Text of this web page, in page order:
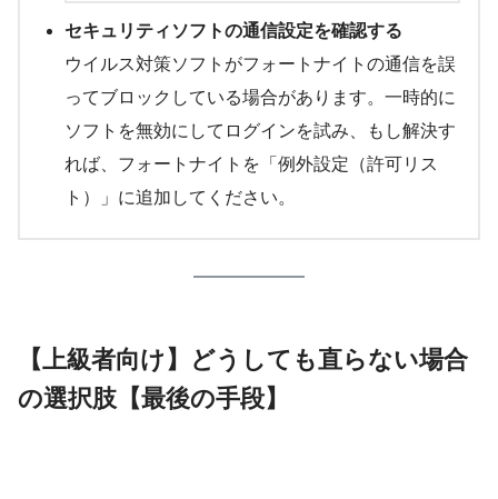
セキュリティソフトの通信設定を確認する
ウイルス対策ソフトがフォートナイトの通信を誤
ってブロックしている場合があります。一時的に
ソフトを無効にしてログインを試み、もし解決す
れば、フォートナイトを「例外設定（許可リス
ト）」に追加してください。
【上級者向け】どうしても直らない場合
の選択肢【最後の手段】